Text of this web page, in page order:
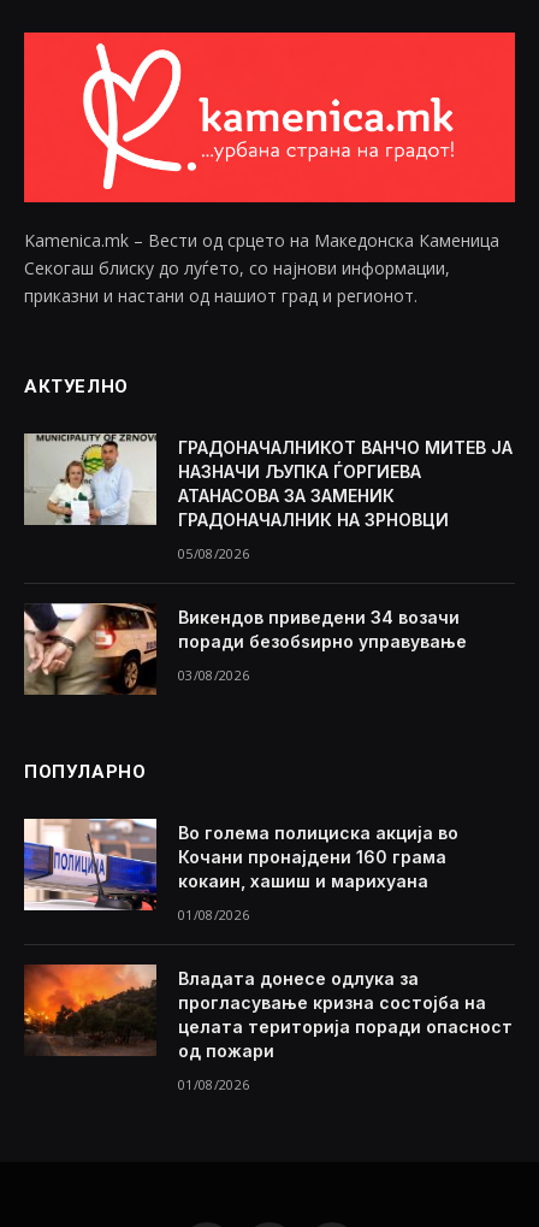
Kamenica.mk – Вести од срцето на Македонска Каменица
Секогаш блиску до луѓето, со најнови информации,
приказни и настани од нашиот град и регионот.
АКТУЕЛНО
ГРАДОНАЧАЛНИКОТ ВАНЧО МИТЕВ ЈА
НАЗНАЧИ ЉУПКА ЃОРГИЕВА
АТАНАСОВА ЗА ЗАМЕНИК
ГРАДОНАЧАЛНИК НА ЗРНОВЦИ
05/08/2026
Викендов приведени 34 возачи
поради безобѕирно управување
03/08/2026
ПОПУЛАРНО
Во голема полициска акција во
Кочани пронајдени 160 грама
кокаин, хашиш и марихуана
01/08/2026
Владата донесе одлука за
прогласување кризна состојба на
целата територија поради опасност
од пожари
01/08/2026